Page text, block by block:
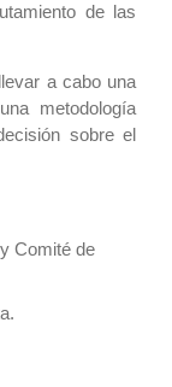
de las
a cabo una
metodología
sobre el
Comité de